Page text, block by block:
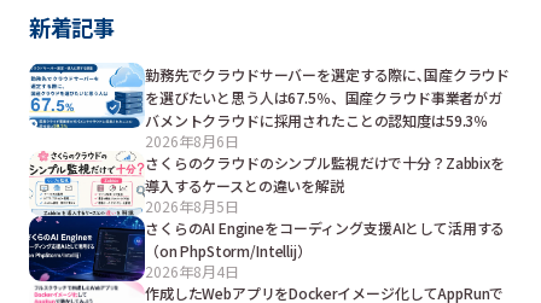
新着記事
勤務先でクラウドサーバーを選定する際に､国産クラウド
を選びたいと思う人は67.5％、国産クラウド事業者がガ
バメントクラウドに採用されたことの認知度は59.3％
2026年8月6日
さくらのクラウドのシンプル監視だけで十分？Zabbixを
導入するケースとの違いを解説
2026年8月5日
さくらのAI Engineをコーディング支援AIとして活用する
（on PhpStorm/Intellij）
2026年8月4日
作成したWebアプリをDockerイメージ化してAppRunで